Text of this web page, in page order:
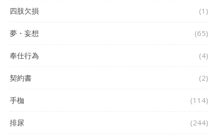
四肢欠損 (1)
夢・妄想 (65)
奉仕行為 (4)
契約書 (2)
手枷 (114)
排尿 (244)